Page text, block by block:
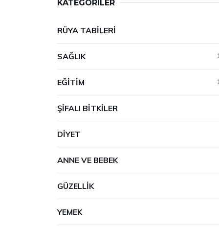
KATEGORILER
RÜYA TABILERI
SAĞLIK
EĞITIM
ŞIFALI BITKILER
DIYET
ANNE VE BEBEK
GÜZELLIK
YEMEK